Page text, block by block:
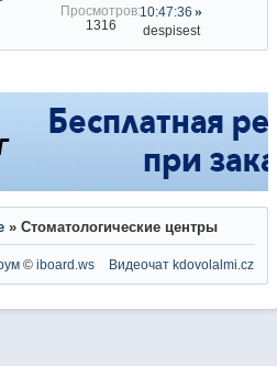
1316
10:47:36
despisest
» Стоматологические центры
©iboard.ws Видеочат kdovolalmi.cz